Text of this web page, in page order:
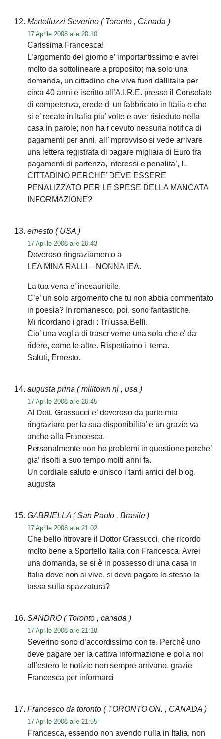
Martelluzzi Severino ( Toronto , Canada )
17 Aprile 2008 alle 20:10
Carissima Francesca!
L’argomento del giorno e’ importantissimo e avrei
molto da sottolineare a proposito; ma solo una
domanda, un cittadino che vive fuori dallItalia per
circa 40 anni e iscritto all’A.I.R.E. presso il Consolato
di competenza, erede di un fabbricato in Italia e che
si e’ recato in Italia piu’ volte e aver risieduto nella
casa in parole; non ha ricevuto nessuna notifica di
pagamenti per anni, all’improvviso si vede arrivare
una lettera registrata di pagare migliaia di Euro tra
pagamenti di partenza, interessi e penalita’, IL
CITTADINO PERCHE’ DEVE ESSERE
PENALIZZATO PER LE SPESE DELLA MANCATA
INFORMAZIONE?
ernesto ( USA )
17 Aprile 2008 alle 20:43
Doveroso ringraziamento a
LEA MINA RALLI – NONNA lEA.
La tua vena e’ inesauribile.
C’e’ un solo argomento che tu non abbia commentato
in poesia? In romanesco, poi, sono fantastiche.
Mi ricordano i gradi : Trilussa,Belli.
Cio’ una voglia di trascriverne una sola che e’ da
ridere, come le altre. Rispettiamo il tema.
Saluti, Ernesto.
augusta prina ( milltown nj , usa )
17 Aprile 2008 alle 20:45
Al Dott. Grassucci e’ doveroso da parte mia
ringraziare per la sua disponibilita’ e un grazie va
anche alla Francesca.
Personalmente non ho problemi in questione perche’
gia’ risolti a suo tempo molti anni fa.
Un cordiale saluto e unisco i tanti amici del blog.
augusta
GABRIELLA ( San Paolo , Brasile )
17 Aprile 2008 alle 21:02
Che bello ritrovare il Dottor Grassucci, che ricordo
molto bene a Sportello italia con Francesca. Avrei
una domanda, se si è in possesso di una casa in
Italia dove non si vive, si deve pagare lo stesso la
tassa sulla spazzatura?
SANDRO ( Toronto , canada )
17 Aprile 2008 alle 21:18
Severino sono d’accordissimo con te. Perchè uno
deve pagare per la cattiva informazione e poi a noi
all’estero le notizie non sempre arrivano. grazie
Francesca per informarci
Francesco da toronto ( TORONTO ON. , CANADA )
17 Aprile 2008 alle 21:55
Francesca, essendo non avendo nulla in Italia, non